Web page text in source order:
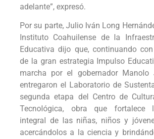
adelante”, expresó.
Por su parte, Julio Iván Long
Instituto Coahuilense de la
Educativa dijo que, continuando
de la gran estrategia Impulso
marcha por el gobernador Manolo
entregaron el Laboratorio de
segunda etapa del Centro de
Tecnológica, obra que fortalece
integral de las niñas, niños y
acercándolos a la ciencia y